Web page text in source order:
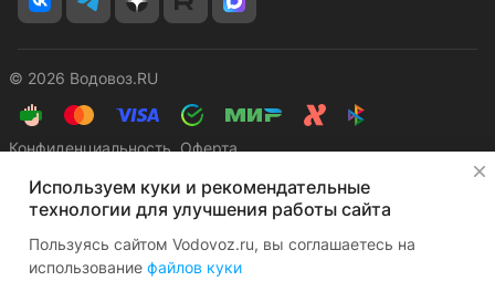
© 2026 Водовоз.RU
КонфиденциальностьОферта
Используем куки и рекомендательные
технологии для улучшения работы сайта
Пользуясь сайтом Vodovoz.ru, вы соглашаетесь на
использование файлов куки